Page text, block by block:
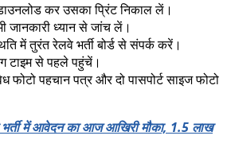
कर उसका प्रिंट निकाल लें।
जानकारी ध्यान से जांच लें।
में तुरंत रेलवे भर्ती बोर्ड से संपर्क करें।
टाइम से पहले पहुंचें।
फोटो पहचान पत्र और दो पासपोर्ट साइज फोटो
भर्ती में आवेदन का आज आखिरी मौका, 1.5 लाख